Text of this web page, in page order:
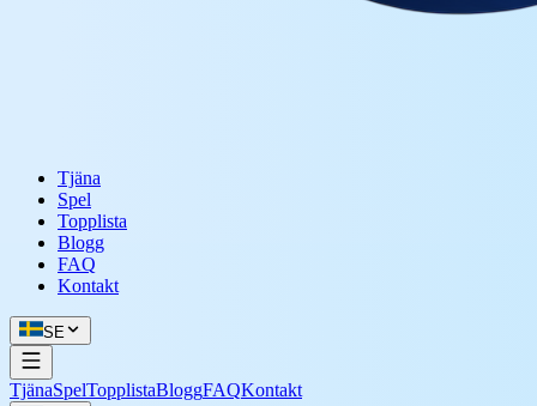
Tjäna
Spel
Topplista
Blogg
FAQ
Kontakt
SE
TjänaSpelTopplistaBloggFAQKontakt